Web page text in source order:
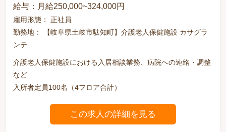
給与：月給250,000~324,000円
雇用形態： 正社員
勤務地： 【岐阜県土岐市駄知町】介護老人保健施設 カサグラ
ンテ
介護老人保健施設における入居相談業務、病院への連絡・調整
など
入所者定員100名（4フロア合計）
この求人の詳細を見る